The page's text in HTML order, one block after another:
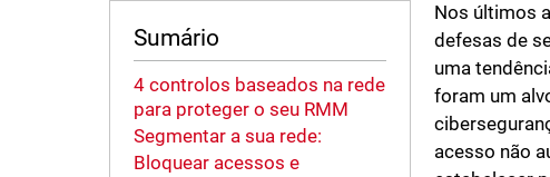
Sumário
4 controlos baseados na rede
para proteger o seu RMM
Segmentar a sua rede:
Bloquear acessos e
Nos últimos
defesas de
uma
foram um
acesso não